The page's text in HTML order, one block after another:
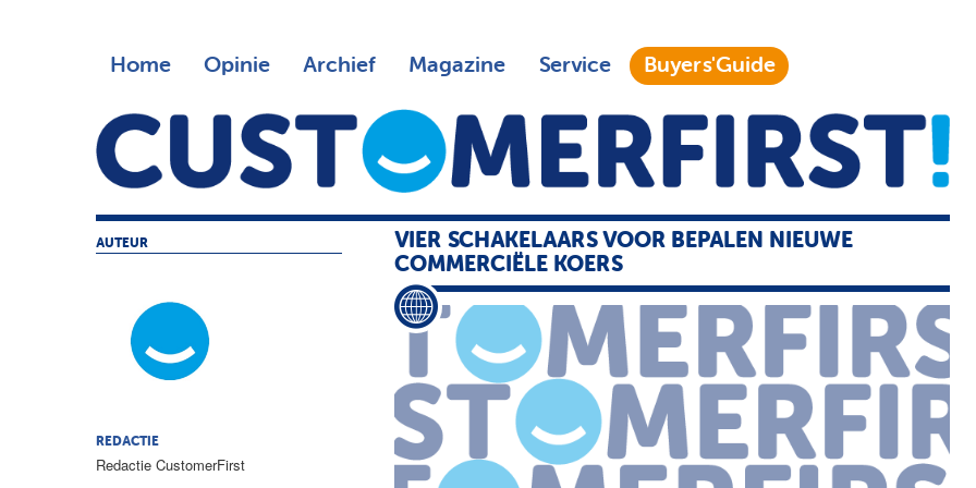
Home Opinie Archief Magazine Service Buyers'Guide
VIER SCHAKELAARS VOOR BEPALEN NIEUWE
COMMERCIËLE KOERS
AUTEUR
REDACTIE
Redactie CustomerFirst